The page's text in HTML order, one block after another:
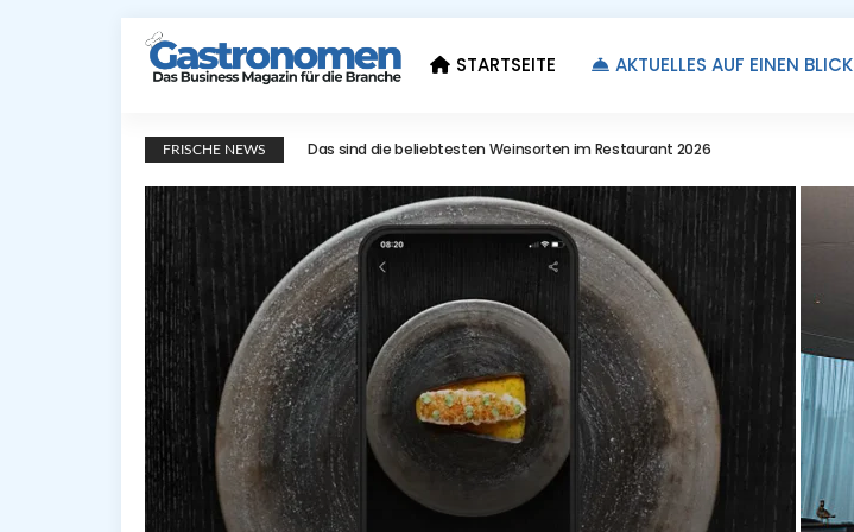
STARTSEITE AKTUELLES AUF EINEN BLICK
FRISCHE NEWS Das sind die Top 10 Restaurant-Adressen für Gourmets in Berlin